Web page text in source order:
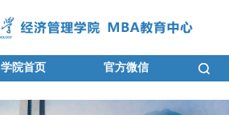
学院首页 官方微信